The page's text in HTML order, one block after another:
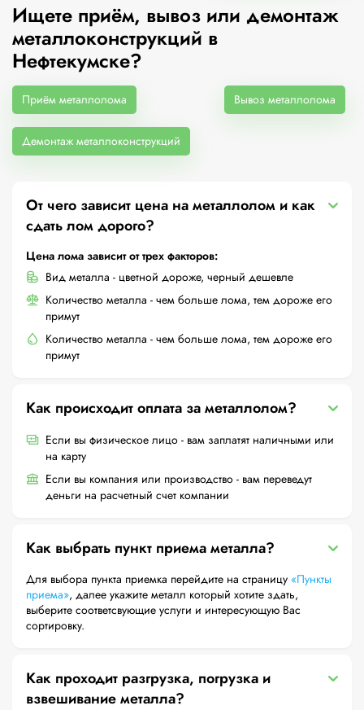
Ищете приём, вывоз или демонтаж
металлоконструкций в
Нефтекумске?
Приём металлолома Вывоз металлолома
Демонтаж металлоконструкций
От чего зависит цена на металлолом и как
сдать лом дорого?
Цена лома зависит от трех факторов:
Вид металла - цветной дороже, черный дешевле
Количество металла - чем больше лома, тем дороже его
примут
Количество металла - чем больше лома, тем дороже его
примут
Как происходит оплата за металлолом?
Если вы физическое лицо - вам заплатят наличными или
на карту
Если вы компания или производство - вам переведут
деньги на расчетный счет компании
Как выбрать пункт приема металла?
Для выбора пункта приемка перейдите на страницу «Пункты
приема», далее укажите металл который хотите здать,
выберите соответсвующие услуги и интересующую Вас
сортировку.
Как проходит разгрузка, погрузка и
взвешивание металла?